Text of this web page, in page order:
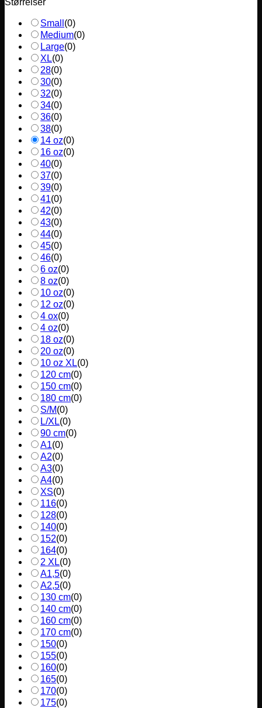
Small (0)
Medium(0)
Large(0)
XL(0)
28(0)
30(0)
32(0)
34(0)
36(0)
38(0)
14 oz(0)
16 oz(0)
40(0)
37(0)
39(0)
41(0)
42(0)
43(0)
44(0)
45(0)
46(0)
6 oz(0)
8 oz(0)
10 oz(0)
12 oz(0)
4 ox(0)
4 oz(0)
18 oz(0)
20 oz(0)
10 oz XL(0)
120 cm(0)
150 cm(0)
180 cm(0)
S/M(0)
L/XL(0)
90 cm(0)
A1(0)
A2(0)
A3(0)
A4(0)
XS(0)
116(0)
128(0)
140(0)
152(0)
164(0)
2 XL(0)
A1,5(0)
A2,5(0)
130 cm(0)
140 cm(0)
160 cm(0)
170 cm(0)
150(0)
155(0)
160(0)
165(0)
170(0)
175(0)